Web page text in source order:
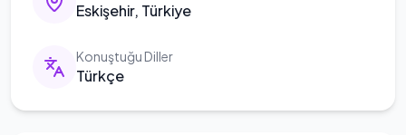
Eskişehir, Türkiye
Konuştuğu Diller
Türkçe